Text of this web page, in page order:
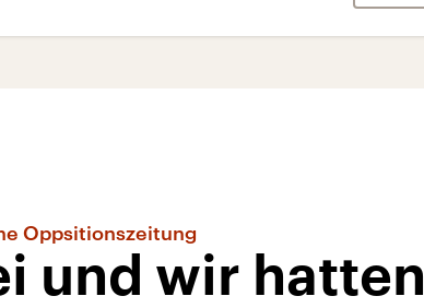
Oppsitionszeitung
und wir hatten